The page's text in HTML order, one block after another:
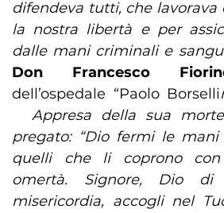
difendeva tutti, che lavorava
la nostra libertà e per
dalle mani criminali e
Don Francesco
dell’ospedale “Paolo Borselli
Appresa della sua
pregato: “Dio fermi le
quelli che li coprono con
omertà. Signore, Dio
misericordia, accogli nel